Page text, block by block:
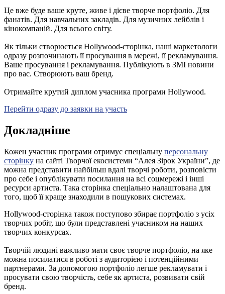
Це вже буде ваше круте, живе і дієве творче портфоліо. Для
фанатів. Для навчальних закладів. Для музичних лейблів і
кінокомпаній. Для всього світу.
Як тільки створюється Hollywood-сторінка, наші маркетологи
одразу розпочинають її просування в мережі, її рекламування.
Ваше просування і рекламування. Публікують в ЗМІ новини
про вас. Створюють ваш бренд.
Отримайте крутий диплом учасника програми Hollywood.
Перейти одразу до заявки на участь
Докладніше
Кожен учасник програми отримує спеціальну персональну
сторінку на сайті Творчої екосистеми “Алея Зірок України”, де
можна представити найбільш вдалі творчі роботи, розповісти
про себе і опублікувати посилання на всі соцмережі і інші
ресурси артиста. Така сторінка спеціально налаштована для
того, щоб її краще знаходили в пошукових системах.
Hollywood-сторінка також поступово збирає портфоліо з усіх
творчих робіт, що були представлені учасником на наших
творчих конкурсах.
Творчій людині важливо мати своє творче портфоліо, на яке
можна посилатися в роботі з аудиторією і потенційними
партнерами. За допомогою портфоліо легше рекламувати і
просувати свою творчість, себе як артиста, розвивати свій
бренд.